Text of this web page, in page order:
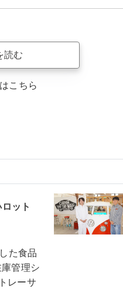
読む
こちら
ット
た食品
管理シ
レーサ